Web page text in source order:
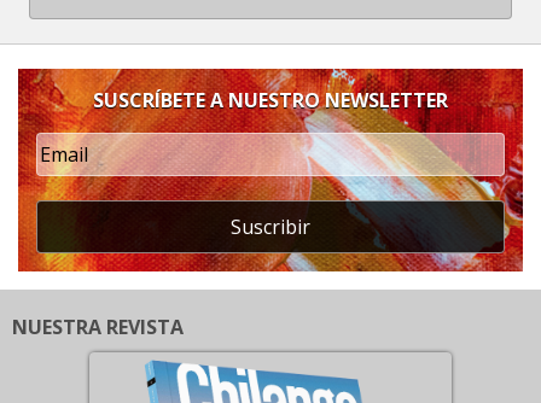
SUSCRÍBETE A NUESTRO NEWSLETTER
Suscribir
NUESTRA REVISTA